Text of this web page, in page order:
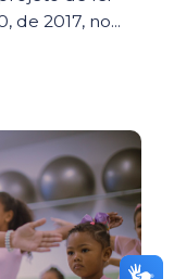
de 2017, no...